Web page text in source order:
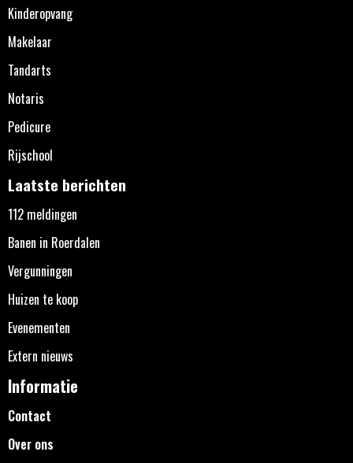
Kinderopvang
Makelaar
Tandarts
Notaris
Pedicure
Rijschool
Laatste berichten
112 meldingen
Banen in Roerdalen
Vergunningen
Huizen te koop
Evenementen
Extern nieuws
Informatie
Contact
Over ons